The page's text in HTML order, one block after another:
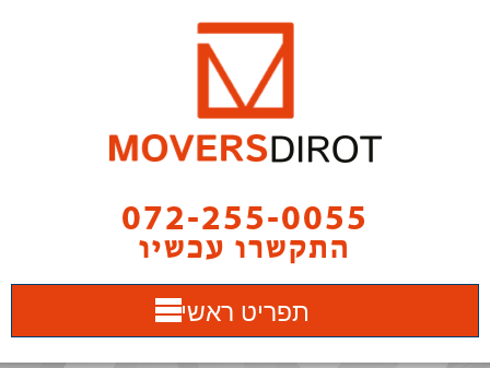
072-255-0055
התקשרו עכשיו
תפריט ראשי